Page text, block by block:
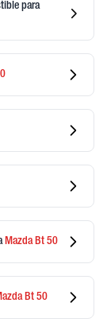
para
MazdaBt 50
Bt 50